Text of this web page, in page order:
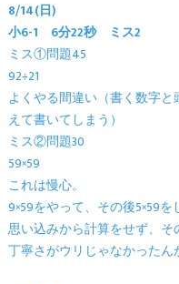
8/14(日)
小6-1 6分22秒 ミス2
ミス①問題45
92÷21
よくやる間違い（書く数字
えて書いてしまう）
ミス②問題30
59×59
これは慢心。
9×59をやって、その後5×59
思い込みから計算をせず、そ
丁寧さがウリじゃなかったん